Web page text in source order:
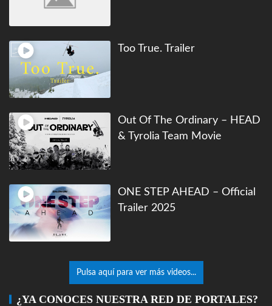
Too True. Trailer
Out Of The Ordinary – HEAD
& Tyrolia Team Movie
ONE STEP AHEAD – Official
Trailer 2025
Pulsa aquí para ver más videos...
¿YA CONOCES NUESTRA RED DE PORTALES?